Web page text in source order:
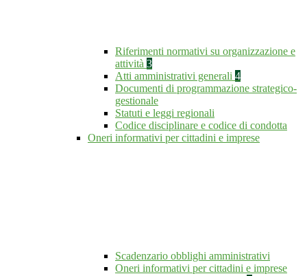
Riferimenti normativi su organizzazione e
attività 3
Atti amministrativi generali 4
Documenti di programmazione strategico-
gestionale
Statuti e leggi regionali
Codice disciplinare e codice di condotta
Oneri informativi per cittadini e imprese
Scadenzario obblighi amministrativi
Oneri informativi per cittadini e imprese